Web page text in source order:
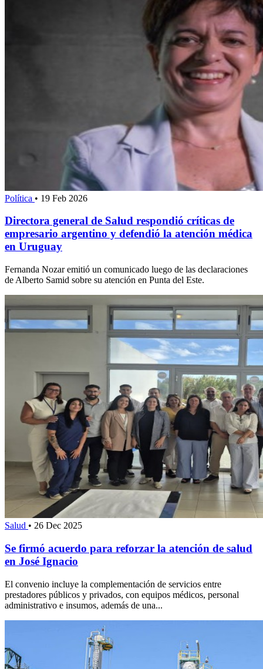
Política • 19 Feb 2026
Directora general de Salud respondió críticas de
empresario argentino y defendió la atención médica
en Uruguay
Fernanda Nozar emitió un comunicado luego de las declaraciones
de Alberto Samid sobre su atención en Punta del Este.
Salud • 26 Dec 2025
Se firmó acuerdo para reforzar la atención de salud
en José Ignacio
El convenio incluye la complementación de servicios entre
prestadores públicos y privados, con equipos médicos, personal
administrativo e insumos, además de una...